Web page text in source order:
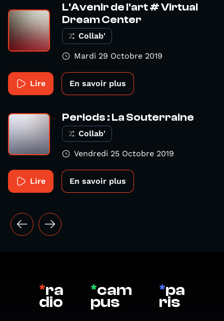
L'Avenir de l'art # Virtual
Dream Center
Collab'
Mardi 29 Octobre 2019
Lire En savoir plus
Periods : La Souterraine
Collab'
Vendredi 25 Octobre 2019
Lire En savoir plus
*ra
dio
*cam
pus
*pa
ris